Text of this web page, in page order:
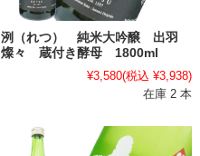
洌（れつ） 純米大吟醸 出羽
燦々 蔵付き酵母 1800ml
¥3,580(税込 ¥3,938)
在庫 2 本